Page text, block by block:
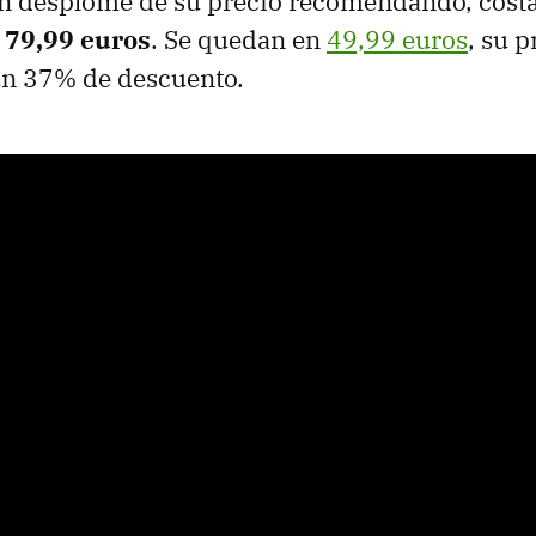
79,99 euros. Se quedan en49,99 euros, su
37% de descuento.